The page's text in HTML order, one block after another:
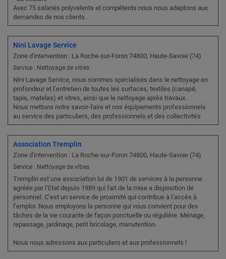
Avec 75 salariés polyvalents et compétents nous nous adaptons aux
demandes de nos clients.
Nini Lavage Service
Zone d'intervention : La Roche-sur-Foron 74800, Haute-Savoie (74)
Service : Nettoyage de vitres
Nini Lavage Service, nous sommes spécialisés dans le nettoyage en
profondeur et l’entretien de toutes les surfaces, textiles (canapé,
tapis, matelas) et vitres, ainsi que le nettoyage après travaux.
Nous mettons notre savoir-faire et nos équipements professionnels
au service des particuliers, des professionnels et des collectivités
Association Tremplin
Zone d'intervention : La Roche-sur-Foron 74800, Haute-Savoie (74)
Service : Nettoyage de vitres
Tremplin est une association loi de 1901 de services à la personne
agréée par l’Etat depuis 1989 qui fait de la mise a disposition de
personnel. C’est un service de proximité qui contribue à l’accès à
l’emploi. Nous employons la personne qui vous convient pour des
tâches de la vie courante de façon ponctuelle ou régulière. Ménage,
repassage, jardinage, petit bricolage, manutention.
​Nous nous adressons aux particuliers et aux professionnels !